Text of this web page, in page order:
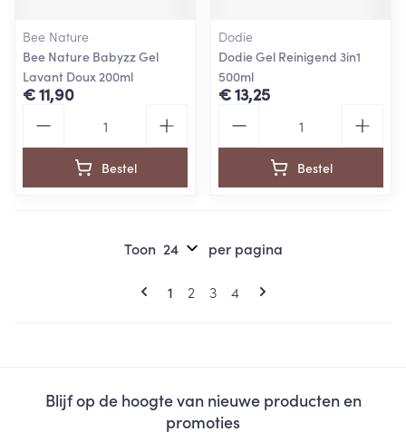
Bee Nature
Bee Nature Babyzz Gel
Lavant Doux 200ml
€ 11,90
Bestel
Dodie
Dodie Gel Reinigend 3in1
500ml
€ 13,25
Bestel
Pagina's
U lees momenteel pagina
1 Pagina
2 Pagina
3 Pagina
4
Toon per pagina
Blijf op de hoogte van nieuwe producten en
promoties